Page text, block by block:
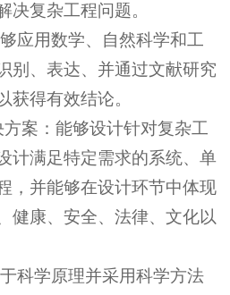
决复杂工程问题。
应用数学、自然科学和工
别、表达、并通过文献研究
获得有效结论。
案：能够设计针对复杂工
计满足特定需求的系统、单
，并能够在设计环节中体现
健康、安全、法律、文化以
科学原理并采用科学方法